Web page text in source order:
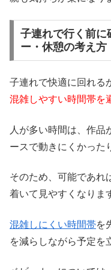
子連れで行く前に
ー・休憩の考え方
子連れで快適に回れる
混雑しやすい時間帯を
人が多い時間は、作品
ースで動きにくかった
そのため、可能であれ
着いて見やすくなりま
混雑しにくい時間帯を
を減らしながら予定を